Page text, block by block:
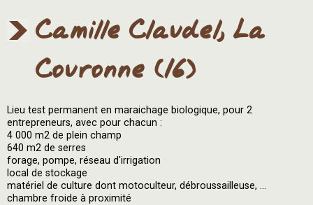
Camille Claudel, La
Couronne (16)
Lieu test permanent en maraichage biologique, pour 2
entrepreneurs, avec pour chacun :
4 000 m2 de plein champ
640 m2 de serres
forage, pompe, réseau d'irrigation
local de stockage
matériel de culture dont motoculteur, débroussailleuse, ...
chambre froide à proximité